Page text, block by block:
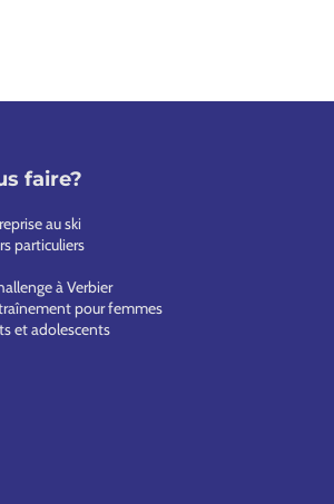
faire?
au ski
particuliers
à Verbier
pour femmes
et adolescents